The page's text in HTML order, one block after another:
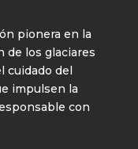
pionera en la
de los glaciares
cuidado del
impulsen la
con